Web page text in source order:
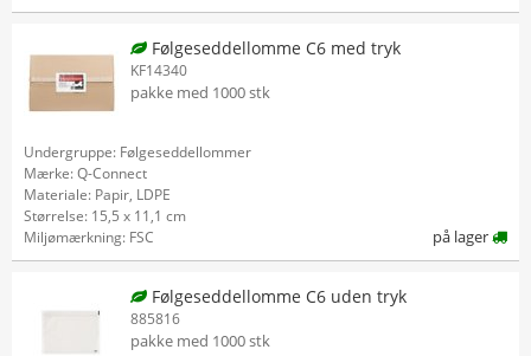
Følgeseddellomme C6 med tryk
KF14340
pakke med 1000 stk
Undergruppe: Følgeseddellommer
Mærke: Q-Connect
Materiale: Papir, LDPE
Størrelse: 15,5 x 11,1 cm
Miljømærkning: FSC
på lager
Følgeseddellomme C6 uden tryk
885816
pakke med 1000 stk